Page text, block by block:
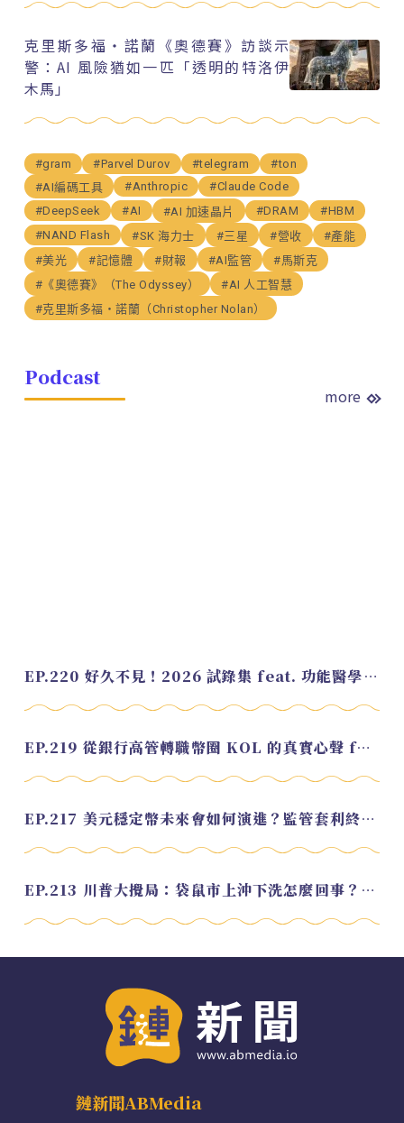
克里斯多福・諾蘭《奧德賽》訪談示
警：AI 風險猶如一匹「透明的特洛伊
木馬」
#gram #Parvel Durov #telegram
#ton
#AI編碼工具
#Anthropic
#Claude Code
#DeepSeek
#AI #AI 加速晶片 #DRAM
#HBM
#NAND Flash
#SK 海力士 #三星 #營收
#產能
#美光
#記憶體 #財報 #AI監管
#馬斯克
#《奧德賽》（The Odyssey）
#AI 人工智慧
#克里斯多福・諾蘭（Christopher Nolan）
Podcast
more
EP.220 好久不見！2026 試錄集 feat. 功能醫學營養師 美寶
EP.219 從銀行高管轉職幣圈 KOL 的真實心聲 feat.龜大
EP.217 美元穩定幣未來會如何演進？監管套利終將收斂？feat. 研究員 余哲安
EP.213 川普大攪局：袋鼠市上沖下洗怎麼回事？feat. Alvin
鏈新聞ABMedia